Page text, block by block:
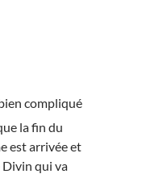
compliqué
la fin du
est arrivée et
Divin qui va